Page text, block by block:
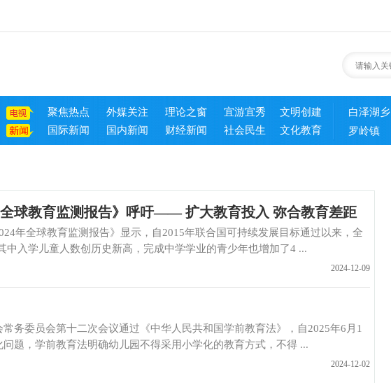
聚焦热点 外媒关注 理论之窗 宜游宜秀
文明创建
国际新闻
国内新闻 财经新闻 社会民生 文化教育
白泽湖乡
罗岭镇
球教育监测报告》呼吁—— 扩大教育投入 弥合教育差距
球教育监测报告》显示，自2015年联合国可持续发展目标通过以来，全
中入学儿童人数创历史新高，完成中学学业的青少年也增加了4 ...
2024-12-09
员会第十二次会议通过《中华人民共和国学前教育法》，自2025年6月1
题，学前教育法明确幼儿园不得采用小学化的教育方式，不得 ...
2024-12-02